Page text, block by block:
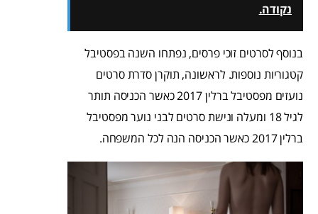
נקודה.
בנוסף לסרטים זוכי פרסים, נפתחו השנה בפסטיבל
קטגוריות נוספות. לראשונה, תוקרן סדרת סרטים
נועזים מפסטיבל ברלין 2017 כאשר הכניסה תותר
לגיל 18 ומעלה ונישת סרטים לבני נוער מפסטיבל
ברלין 2017 כאשר הכניסה הנה לכל המשפחה.